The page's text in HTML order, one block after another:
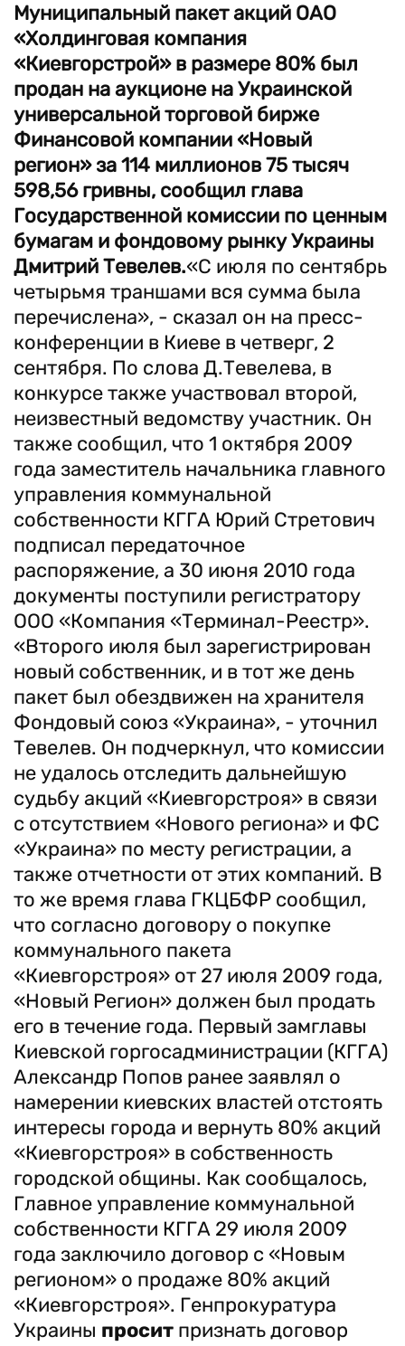
Муниципальный пакет акций ОАО
«Холдинговая компания
«Киевгорстрой» в размере 80% был
продан на аукционе на Украинской
универсальной торговой бирже
Финансовой компании «Новый
регион» за 114 миллионов 75 тысяч
598,56 гривны, сообщил глава
Государственной комиссии по ценным
бумагам и фондовому рынку Украины
Дмитрий Тевелев.«С июля по сентябрь
четырьмя траншами вся сумма была
перечислена», - сказал он на пресс-
конференции в Киеве в четверг, 2
сентября. По слова Д.Тевелева, в
конкурсе также участвовал второй,
неизвестный ведомству участник. Он
также сообщил, что 1 октября 2009
года заместитель начальника главного
управления коммунальной
собственности КГГА Юрий Стретович
подписал передаточное
распоряжение, а 30 июня 2010 года
документы поступили регистратору
ООО «Компания «Терминал-Реестр».
«Второго июля был зарегистрирован
новый собственник, и в тот же день
пакет был обездвижен на хранителя
Фондовый союз «Украина», - уточнил
Тевелев. Он подчеркнул, что комиссии
не удалось отследить дальнейшую
судьбу акций «Киевгорстроя» в связи
с отсутствием «Нового региона» и ФС
«Украина» по месту регистрации, а
также отчетности от этих компаний. В
то же время глава ГКЦБФР сообщил,
что согласно договору о покупке
коммунального пакета
«Киевгорстроя» от 27 июля 2009 года,
«Новый Регион» должен был продать
его в течение года. Первый замглавы
Киевской горгосадминистрации (КГГА)
Александр Попов ранее заявлял о
намерении киевских властей отстоять
интересы города и вернуть 80% акций
«Киевгорстроя» в собственность
городской общины. Как сообщалось,
Главное управление коммунальной
собственности КГГА 29 июля 2009
года заключило договор с «Новым
регионом» о продаже 80% акций
«Киевгорстроя». Генпрокуратура
Украины просит признать договор